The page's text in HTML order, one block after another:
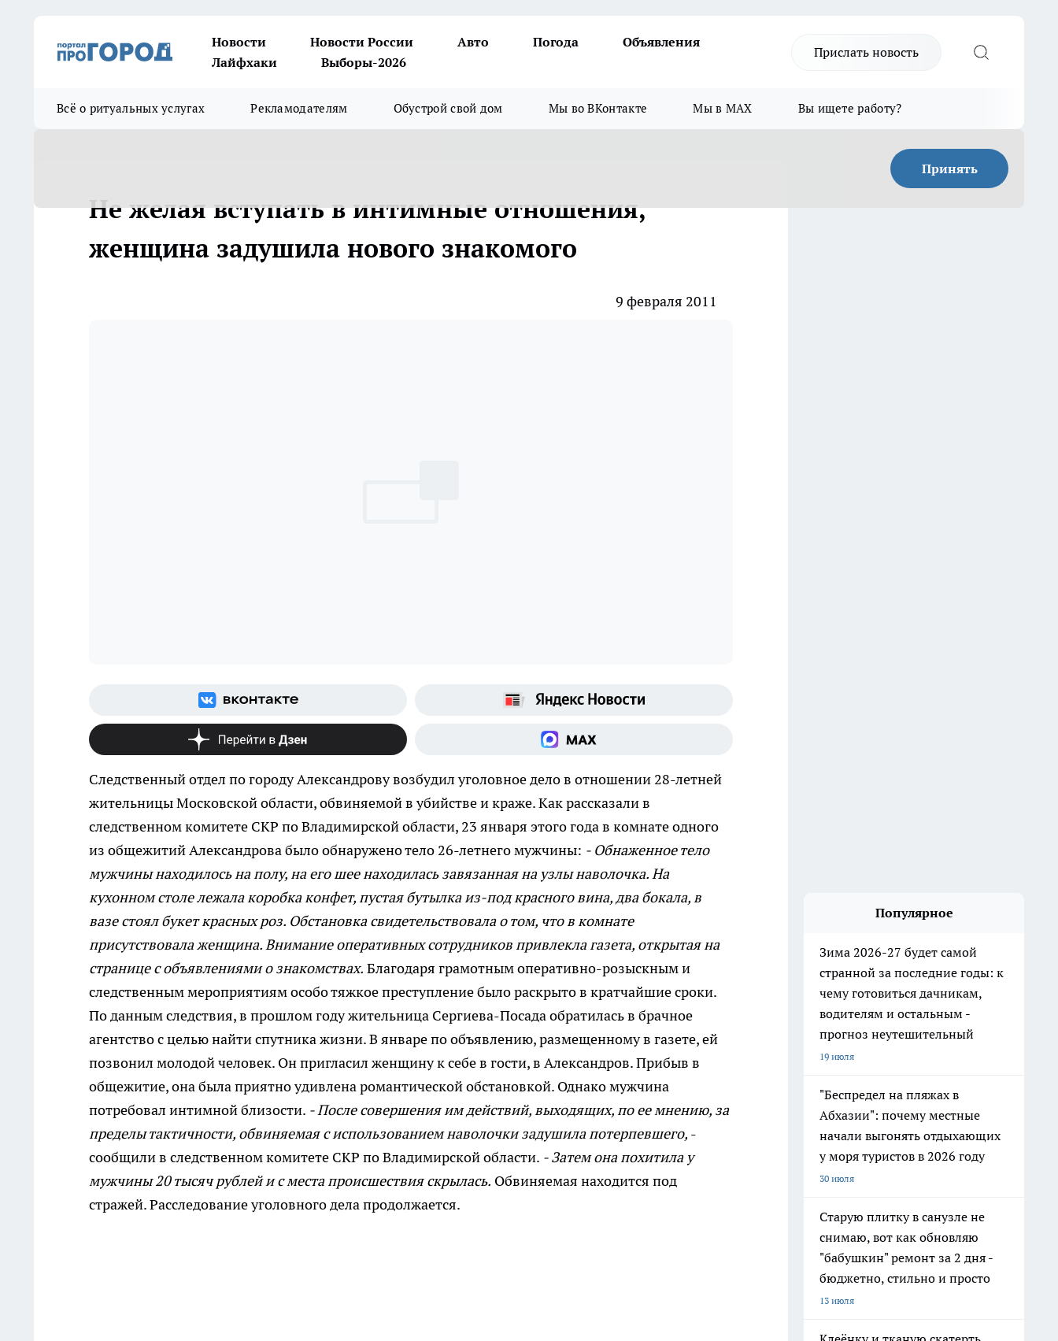
Новости Новости России Авто Погода
Объявления
Лайфхаки
Выборы-2026
Прислать новость
Всё о ритуальных услугах Рекламодателям Обустрой свой дом Мы во ВКонтакте Мы в MAX Вы ищете работу?
Принять
Не желая вступать в интимные отношения,
женщина задушила нового знакомого
9 февраля 2011
Следственный отдел по городу Александрову возбудил уголовное дело в отношении 28-летней
жительницы Московской области, обвиняемой в убийстве и краже. Как рассказали в
следственном комитете СКР по Владимирской области, 23 января этого года в комнате одного
из общежитий Александрова было обнаружено тело 26-летнего мужчины: - Обнаженное тело
мужчины находилось на полу, на его шее находилась завязанная на узлы наволочка. На
кухонном столе лежала коробка конфет, пустая бутылка из-под красного вина, два бокала, в
вазе стоял букет красных роз. Обстановка свидетельствовала о том, что в комнате
присутствовала женщина. Внимание оперативных сотрудников привлекла газета, открытая на
странице с объявлениями о знакомствах. Благодаря грамотным оперативно-розыскным и
следственным мероприятиям особо тяжкое преступление было раскрыто в кратчайшие сроки.
По данным следствия, в прошлом году жительница Сергиева-Посада обратилась в брачное
агентство с целью найти спутника жизни. В январе по объявлению, размещенному в газете, ей
позвонил молодой человек. Он пригласил женщину к себе в гости, в Александров. Прибыв в
общежитие, она была приятно удивлена романтической обстановкой. Однако мужчина
потребовал интимной близости. - После совершения им действий, выходящих, по ее мнению, за
пределы тактичности, обвиняемая с использованием наволочки задушила потерпевшего, -
сообщили в следственном комитете СКР по Владимирской области. - Затем она похитила у
мужчины 20 тысяч рублей и с места происшествия скрылась. Обвиняемая находится под
стражей. Расследование уголовного дела продолжается.
Популярное
Зима 2026-27 будет самой
странной за последние годы: к
чему готовиться дачникам,
водителям и остальным -
прогноз неутешительный
19 июля
"Беспредел на пляжах в
Абхазии": почему местные
начали выгонять отдыхающих
у моря туристов в 2026 году
30 июля
Старую плитку в санузле не
снимаю, вот как обновляю
"бабушкин" ремонт за 2 дня -
бюджетно, стильно и просто
13 июля